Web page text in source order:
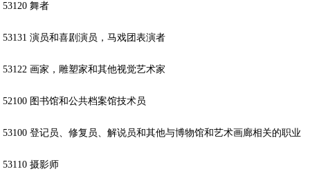
53120 舞者
53131 演员和喜剧演员，马戏团表演者
53122 画家，雕塑家和其他视觉艺术家
52100 图书馆和公共档案馆技术员
53100 登记员、修复员、解说员和其他与博物馆和艺术画廊相关的职业
53110 摄影师